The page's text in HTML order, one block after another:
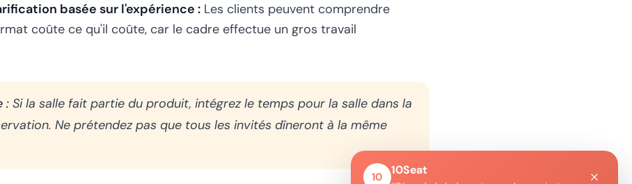
basée sur l'expérience :Les clients peuvent comprendre
coûte ce qu'il coûte, car le cadre effectue un gros travail
:Si la salle fait partie du produit, intégrez le temps pour la salle dans la
Ne prétendez pas que tous les invités dîneront à la même